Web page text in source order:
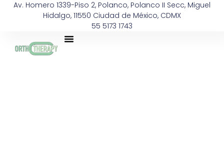
Av. Homero 1339-Piso 2, Polanco, Polanco II Secc, Miguel
Hidalgo, 11550 Ciudad de México, CDMX
55 5173 1743